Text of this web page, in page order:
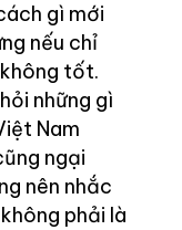
gì mới
nếu chỉ
tốt.
những gì
Nam
ngại
nên nhắc
phải là